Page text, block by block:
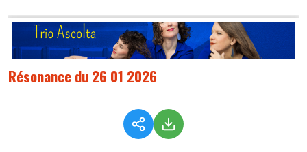
Résonance du 26 01 2026